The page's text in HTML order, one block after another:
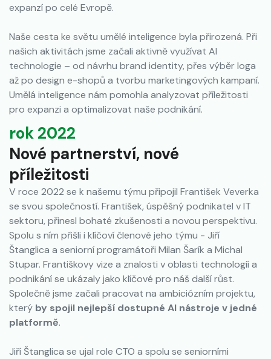
expanzí po celé Evropě.
Naše cesta ke světu umělé inteligence byla přirozená. Při
našich aktivitách jsme začali aktivně využívat AI
technologie – od návrhu brand identity, přes výběr loga
až po design e-shopů a tvorbu marketingových kampaní.
Umělá inteligence nám pomohla analyzovat příležitosti
pro expanzi a optimalizovat naše podnikání.
rok 2022
Nové partnerství, nové
příležitosti
V roce 2022 se k našemu týmu připojil František Veverka
se svou společností. František, úspěšný podnikatel v IT
sektoru, přinesl bohaté zkušenosti a novou perspektivu.
Spolu s ním přišli i klíčoví členové jeho týmu - Jiří
Štanglica a seniorní programátoři Milan Šarík a Michal
Stupar. Františkovy vize a znalosti v oblasti technologií a
podnikání se ukázaly jako klíčové pro náš další růst.
Společně jsme začali pracovat na ambiciózním projektu,
který by spojil nejlepší dostupné AI nástroje v jedné
platformě.
Jiří Štanglica se ujal role CTO a spolu se seniorními